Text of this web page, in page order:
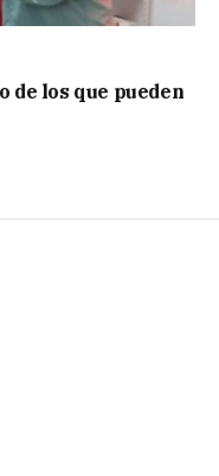
de los que pueden